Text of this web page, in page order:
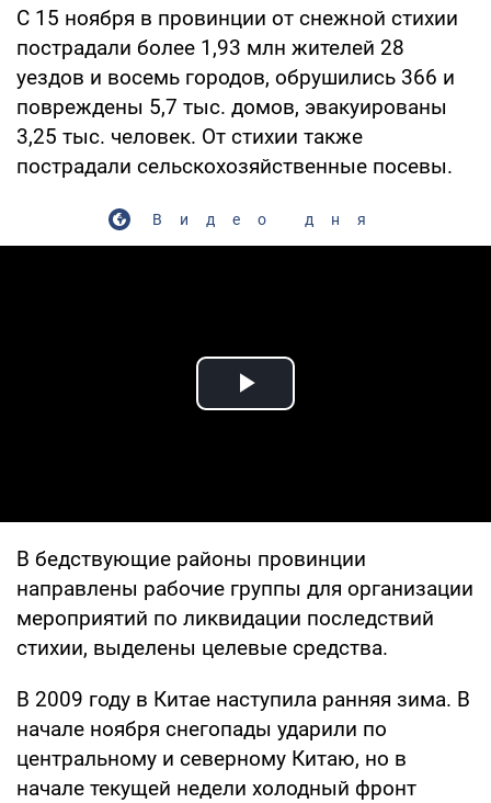
С 15 ноября в провинции от снежной стихии
пострадали более 1,93 млн жителей 28
уездов и восемь городов, обрушились 366 и
повреждены 5,7 тыс. домов, эвакуированы
3,25 тыс. человек. От стихии также
пострадали сельскохозяйственные посевы.
Видео дня
Play Video
В бедствующие районы провинции
направлены рабочие группы для организации
мероприятий по ликвидации последствий
стихии, выделены целевые средства.
В 2009 году в Китае наступила ранняя зима. В
начале ноября снегопады ударили по
центральному и северному Китаю, но в
начале текущей недели холодный фронт